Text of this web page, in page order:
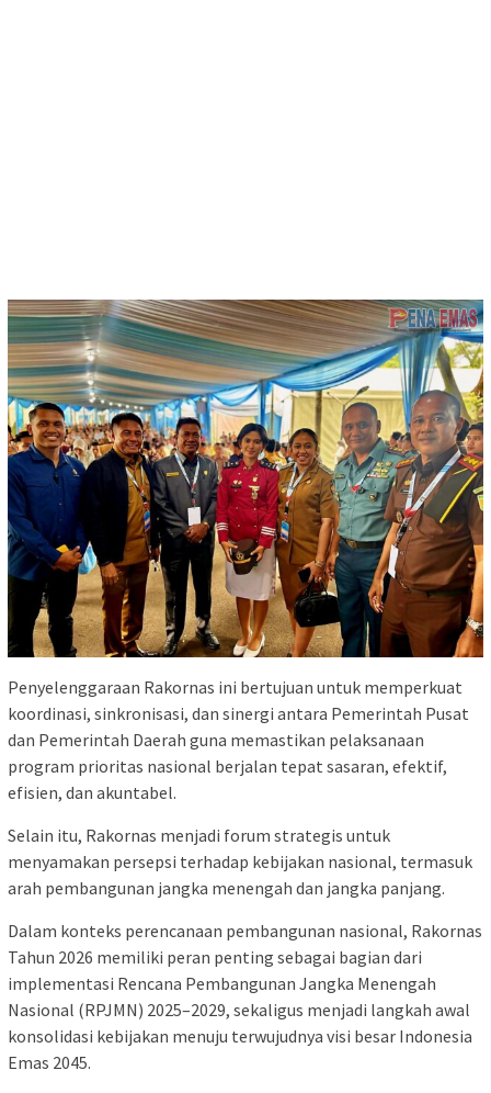
Penyelenggaraan Rakornas ini bertujuan untuk memperkuat
koordinasi, sinkronisasi, dan sinergi antara Pemerintah Pusat
dan Pemerintah Daerah guna memastikan pelaksanaan
program prioritas nasional berjalan tepat sasaran, efektif,
efisien, dan akuntabel.
Selain itu, Rakornas menjadi forum strategis untuk
menyamakan persepsi terhadap kebijakan nasional, termasuk
arah pembangunan jangka menengah dan jangka panjang.
Dalam konteks perencanaan pembangunan nasional, Rakornas
Tahun 2026 memiliki peran penting sebagai bagian dari
implementasi Rencana Pembangunan Jangka Menengah
Nasional (RPJMN) 2025–2029, sekaligus menjadi langkah awal
konsolidasi kebijakan menuju terwujudnya visi besar Indonesia
Emas 2045.